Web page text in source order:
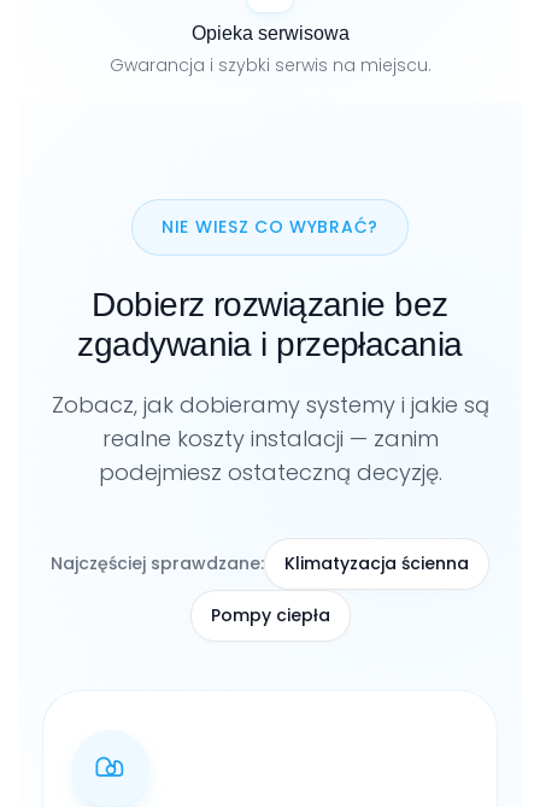
Opieka serwisowa
Gwarancja i szybki serwis na miejscu.
NIE WIESZ CO WYBRAĆ?
Dobierz rozwiązanie bez
zgadywania i przepłacania
Zobacz, jak dobieramy systemy i jakie są
realne koszty instalacji — zanim
podejmiesz ostateczną decyzję.
Najczęściej sprawdzane: Klimatyzacja ścienna
Pompy ciepła